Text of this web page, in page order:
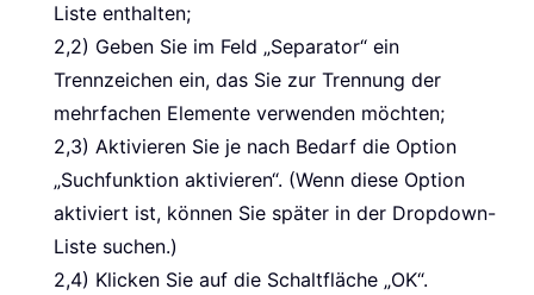
Liste enthalten;
2,2) Geben Sie im Feld „Separator“ ein
Trennzeichen ein, das Sie zur Trennung der
mehrfachen Elemente verwenden möchten;
2,3) Aktivieren Sie je nach Bedarf die Option
„Suchfunktion aktivieren“. (Wenn diese Option
aktiviert ist, können Sie später in der Dropdown-
Liste suchen.)
2,4) Klicken Sie auf die Schaltfläche „OK“.